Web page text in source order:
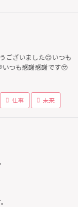
ございました😊いつも
つも感謝感謝です🥹
仕事 未来